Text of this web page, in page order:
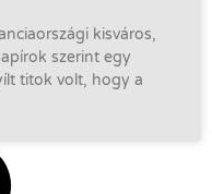
kisváros,
szerint egy
titok volt, hogy a